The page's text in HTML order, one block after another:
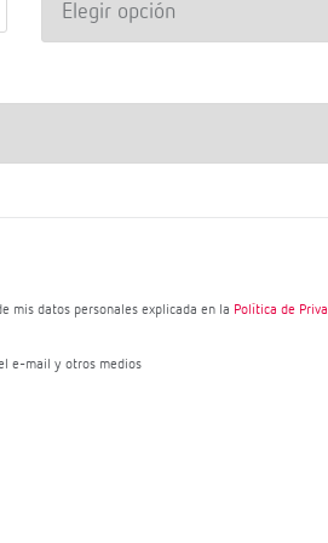
mis datos personales explicada en la Política de
e-mail y otros medios